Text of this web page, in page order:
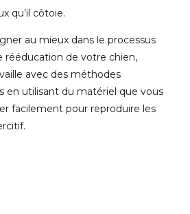
qu’il côtoie.
au mieux dans le processus
rééducation de votre chien,
avec des méthodes
en utilisant du matériel que vous
facilement pour reproduire les